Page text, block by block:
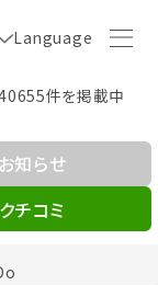
Language
件を掲載中
お知らせ
クチコミ